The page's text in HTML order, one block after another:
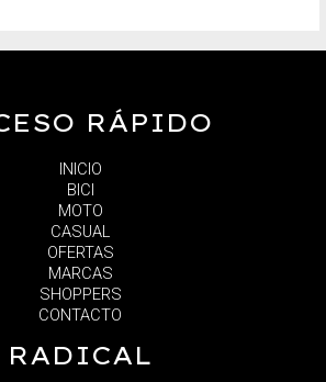
RÁPIDO
INICIO
BICI
MOTO
CASUAL
OFERTAS
MARCAS
SHOPPERS
CONTACTO
RADICAL